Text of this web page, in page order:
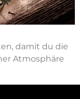
damit du die
Atmosphäre